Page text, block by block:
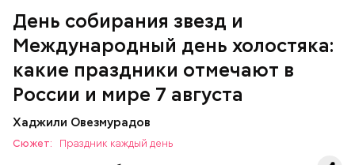
День собирания звезд и
Международный день холостяка:
какие праздники отмечают в
России и мире 7 августа
Хаджили Овезмурадов
Сюжет:
Праздник каждый день